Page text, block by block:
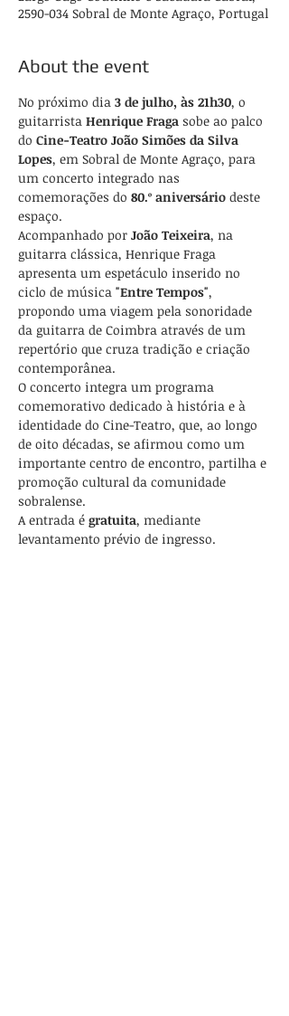
2590-034 Sobral de Monte Agraço, Portugal
About the event
No próximo dia 3 de julho, às 21h30, o
guitarrista Henrique Fraga sobe ao palco
do Cine-Teatro João Simões da Silva
Lopes, em Sobral de Monte Agraço, para
um concerto integrado nas
comemorações do 80.º aniversário deste
espaço.
Acompanhado por João Teixeira, na
guitarra clássica, Henrique Fraga
apresenta um espetáculo inserido no
ciclo de música "Entre Tempos",
propondo uma viagem pela sonoridade
da guitarra de Coimbra através de um
repertório que cruza tradição e criação
contemporânea.
O concerto integra um programa
comemorativo dedicado à história e à
identidade do Cine-Teatro, que, ao longo
de oito décadas, se afirmou como um
importante centro de encontro, partilha e
promoção cultural da comunidade
sobralense.
A entrada é gratuita, mediante
levantamento prévio de ingresso.